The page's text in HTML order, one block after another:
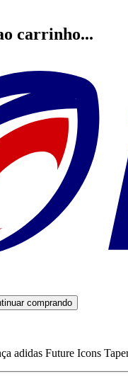
carrinho...
comprando
adidas Future Icons